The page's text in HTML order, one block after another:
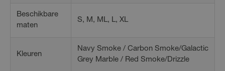
Beschikbare
maten
S, M, ML, L, XL
Kleuren
Navy Smoke / Carbon Smoke/Galactic
Grey Marble / Red Smoke/Drizzle